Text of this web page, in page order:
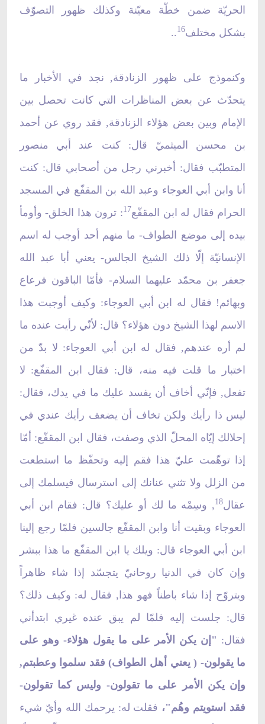
الحريّة ضمن خطّة معيّنة وكذلك ظهور التصوّف
بشكل مختلف16
..
وكنموذج على ظهور الزنادقة, نجد في الأخبار ما
يتحدّث عن بعض المناظرات التي كانت تحصل بين
الإمام وبين بعض هؤلاء الزنادقة, فقد روي عن أحمد
بن محسن الميثميّ قال: كنت عند أبي منصور
المتطبّب فقال: أخبرني رجل من أصحابي قال: كنت
أنا وابن أبي العوجاء وعبد الله بن المقفّع في المسجد
الحرام فقال له ابن المقفّع17: ترون هذا الخلق- وأومأ
بيده إلى موضع الطواف- ما منهم أحد أوجب له اسم
الإنسانيّة إلّا ذلك الشيخ الجالس- يعني أبا عبد الله
جعفر بن محمّد عليهما السلام- فأمّا الباقون فرعاع
وبهائم! فقال له ابن أبي العوجاء: وكيف أوجبت هذا
الاسم لهذا الشيخ دون هؤلاء؟ قال: لأنّي رأيت عنده ما
لم أره عندهم, فقال له ابن أبي العوجاء: لا بدّ من
اختبار ما قلت فيه منه، قال: فقال ابن المقفّع: لا
تفعل, فإنّي أخاف أن يفسد عليك ما في يدك، فقال:
ليس ذا رأيك ولكن تخاف أن يضعف رأيك عندي في
إحلالك إيّاه المحلّ الذي وصفت، فقال ابن المقفّع: أمّا
إذا توهّمت عليّ هذا فقم إليه وتحفّظ ما استطعت
من الزلل ولا تثني عنانك إلى استرسال فيسلمك إلى
عقال18 , وسِمْه ما لك أو عليك؟ قال: فقام ابن أبي
العوجاء وبقيت أنا وابن المقفّع جالسين فلمّا رجع إلينا
ابن أبي العوجاء قال: ويلك يا ابن المقفّع ما هذا ببشر
وإن كان في الدنيا روحانيّ يتجسّد إذا شاء ظاهراً
ويتروّح إذا شاء باطناً فهو هذا, فقال له: وكيف ذلك؟
قال: جلست إليه فلمّا لم يبق عنده غيري ابتدأني
فقال: "إن يكن الأمر على ما يقول هؤلاء- وهو على
ما يقولون- ( يعني أهل الطواف) فقد سلموا وعطبتم,
وإن يكن الأمر على ما تقولون- وليس كما تقولون-
فقد استويتم وهُم"، فقلت له: يرحمك الله وأيّ شيء